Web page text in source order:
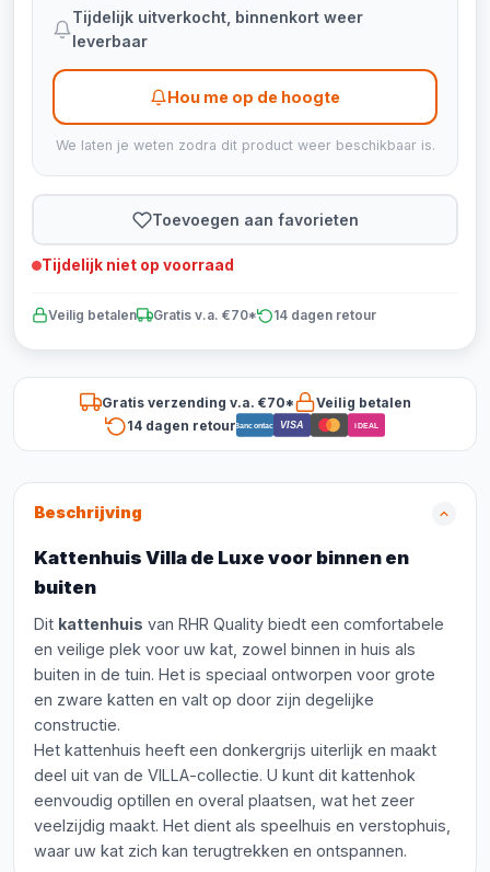
Tijdelijk uitverkocht, binnenkort weer
leverbaar
Hou me op de hoogte
We laten je weten zodra dit product weer beschikbaar is.
Toevoegen aan favorieten
Tijdelijk niet op voorraad
Veilig betalen Gratis v.a. €70* 14 dagen retour
Gratis verzending v.a. €70*
Veilig betalen
14 dagen retourBancontact VISA iDEAL
Beschrijving
Kattenhuis Villa de Luxe voor binnen en
buiten
Dit kattenhuis van RHR Quality biedt een comfortabele
en veilige plek voor uw kat, zowel binnen in huis als
buiten in de tuin. Het is speciaal ontworpen voor grote
en zware katten en valt op door zijn degelijke
constructie.
Het kattenhuis heeft een donkergrijs uiterlijk en maakt
deel uit van de VILLA-collectie. U kunt dit kattenhok
eenvoudig optillen en overal plaatsen, wat het zeer
veelzijdig maakt. Het dient als speelhuis en verstophuis,
waar uw kat zich kan terugtrekken en ontspannen.